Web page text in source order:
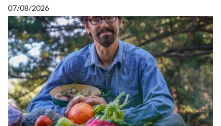
07/08/2026